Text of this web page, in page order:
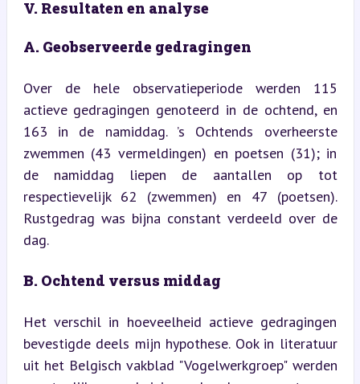
V. Resultaten en analyse
A. Geobserveerde gedragingen
Over de hele observatieperiode werden 115
actieve gedragingen genoteerd in de ochtend, en
163 in de namiddag. ’s Ochtends overheerste
zwemmen (43 vermeldingen) en poetsen (31); in
de namiddag liepen de aantallen op tot
respectievelijk 62 (zwemmen) en 47 (poetsen).
Rustgedrag was bijna constant verdeeld over de
dag.
B. Ochtend versus middag
Het verschil in hoeveelheid actieve gedragingen
bevestigde deels mijn hypothese. Ook in literatuur
uit het Belgisch vakblad "Vogelwerkgroep" werden